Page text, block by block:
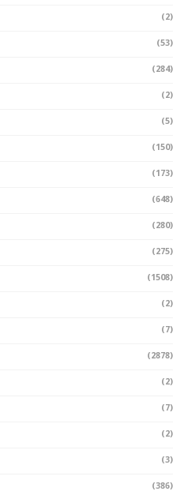
(2)
(53)
(284)
(2)
(5)
(150)
(173)
(648)
(280)
(275)
(1508)
(2)
(7)
(2878)
(2)
(7)
(2)
(3)
(386)